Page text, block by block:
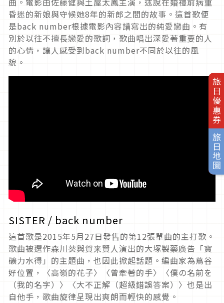
旅日優惠券
旅日地圖
昏迷的新娘與守候她8年的新郎之間的故事。這首歌便
是back number根據電影內容譜寫出的純愛戀曲。有
別於以往不擅長戀愛的歌詞，歌曲唱出深愛著重要的人
的心情，讓人感受到back number不同於以往的風
貌。
SISTER / back number
這首歌是2015年5月27日發售的第12張單曲的主打歌。
歌曲被選作森川葵與賀来賢人演出的大塚製藥廣告「寶
礦力水得」的主題曲，也因此掀起話題。編曲家為蔦谷
好位置，〈高嶺的花子〉〈曾牽著的手〉〈僕の名前を
（我的名字）〉〈大不正解（超級錯誤答案）〉也是出
自他手，歌曲旋律呈現出爽朗而輕快的感覺。